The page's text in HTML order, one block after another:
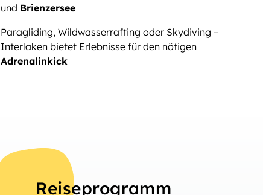
und Brienzersee
Paragliding, Wildwasserrafting oder Skydiving –
Interlaken bietet Erlebnisse für den nötigen
Adrenalinkick
Reiseprogramm